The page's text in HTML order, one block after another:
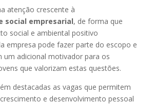
atenção crescente à
social empresarial, de forma que
social e ambiental positivo
empresa pode fazer parte do escopo e
um adicional motivador para os
que valorizam estas questões.
destacadas as vagas que permitem
e desenvolvimento pessoal